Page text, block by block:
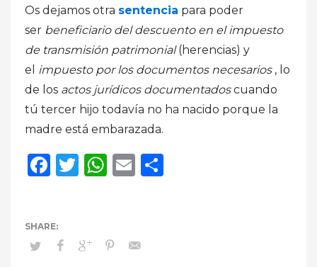
Os dejamos otra sentencia para poder
ser beneficiario del descuento en el impuesto
de transmisión patrimonial(herencias) y
el
impuesto por los documentos necesarios, lo
de los actos jurídicos documentadoscuando
tú tercer hijo todavía no ha nacido porque la
madre está embarazada.
Facebook
Twitter
WhatsApp
Email